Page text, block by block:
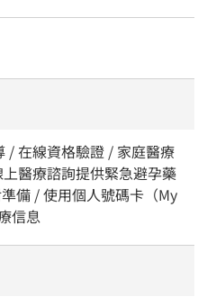
/ 在線資格驗證 / 家庭醫療
醫療諮詢提供緊急避孕藥
備 / 使用個人號碼卡（My
信息